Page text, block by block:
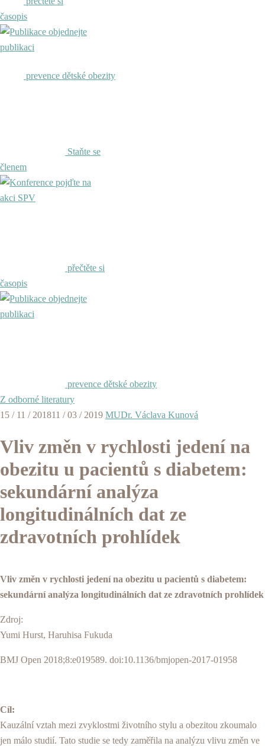
časopis
objednejte
publikaci
prevence dětské obezity
Staňte se
členem
pojďte na
akci SPV
přečtěte si
časopis
objednejte
publikaci
prevence dětské obezity
Z odborné literatury
15 / 11 / 201811 / 03 / 2019 MUDr. Václava Kunová
Vliv změn v rychlosti jedení na
obezitu u pacientů s diabetem:
sekundární analýza
longitudinálních dat ze
zdravotních prohlídek
Vliv změn v rychlosti jedení na obezitu u pacientů s diabetem:
sekundární analýza longitudinálních dat ze zdravotních prohlídek
Zdroj:
Yumi Hurst, Haruhisa Fukuda
BMJ Open 2018;8:e019589. doi:10.1136/bmjopen-2017-01958
Cíl:
Kauzální vztah mezi zvyklostmi životního stylu a obezitou zkoumalo
jen málo studií. Tato studie se tedy zaměřila na analýzu vlivu změn ve